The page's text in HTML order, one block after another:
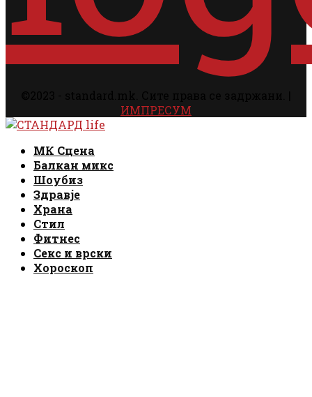
ИМПРЕСУМ
Facebook
Instagram
Email
Rss
МК Сцена
Балкан микс
Шоубиз
Здравје
Храна
Стил
Фитнес
Секс и врски
Хороскоп